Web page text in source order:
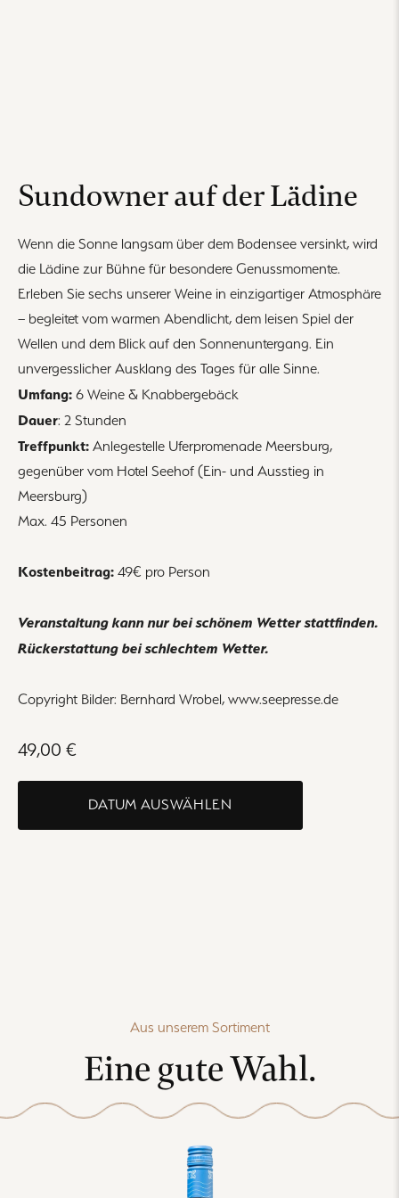
Sundowner auf der Lädine
Wenn die Sonne langsam über dem Bodensee versinkt, wird
die Lädine zur Bühne für besondere Genussmomente.
Erleben Sie sechs unserer Weine in einzigartiger Atmosphäre
– begleitet vom warmen Abendlicht, dem leisen Spiel der
Wellen und dem Blick auf den Sonnenuntergang. Ein
unvergesslicher Ausklang des Tages für alle Sinne.
Umfang: 6 Weine & Knabbergebäck
Dauer: 2 Stunden
Treffpunkt: Anlegestelle Uferpromenade Meersburg,
gegenüber vom Hotel Seehof (Ein- und Ausstieg in
Meersburg)
Max. 45 Personen
Kostenbeitrag: 49€ pro Person
Veranstaltung kann nur bei schönem Wetter stattfinden.
Rückerstattung bei schlechtem Wetter.
Copyright Bilder: Bernhard Wrobel, www.seepresse.de
49,00 €
DATUM AUSWÄHLEN
Aus unserem Sortiment
Eine gute Wahl.